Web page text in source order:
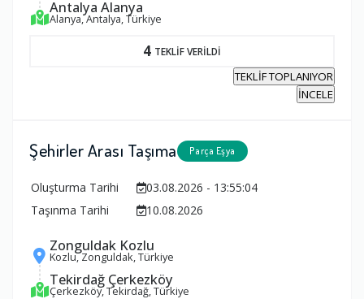
Antalya Alanya
Alanya, Antalya, Türkiye
4 TEKLİF VERİLDİ
TEKLİF TOPLANIYOR
İNCELE
Şehirler Arası Taşıma Parça Eşya
Oluşturma Tarihi
03.08.2026 - 13:55:04
Taşınma Tarihi
10.08.2026
Zonguldak Kozlu
Kozlu, Zonguldak, Türkiye
Tekirdağ Çerkezköy
Çerkezköy, Tekirdağ, Türkiye